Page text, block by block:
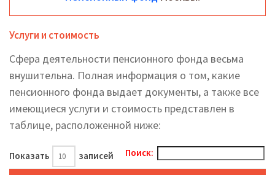
Услуги и стоимость
Сфера деятельности пенсионного фонда весьма
внушительна. Полная информация о том, какие
пенсионного фонда выдает документы, а также все
имеющиеся услуги и стоимость представлен в
таблице, расположенной ниже:
Показать записей Поиск: